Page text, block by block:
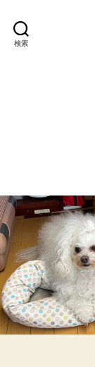
検索